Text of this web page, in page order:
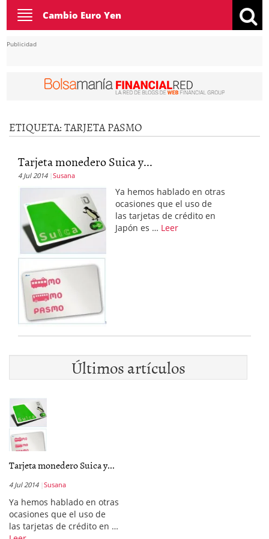
Toggle
navigation
Cambio Euro Yen
Publicidad
ETIQUETA:TARJETA PASMO
Tarjeta monedero Suica y...
4 Jul 2014 Susana
Ya hemos hablado en otras
ocasiones que el uso de
las tarjetas de crédito en
Japón es … Leer
Últimos artículos
Tarjeta monedero Suica y...
4 Jul 2014 Susana
Ya hemos hablado en otras
ocasiones que el uso de
las tarjetas de crédito en …